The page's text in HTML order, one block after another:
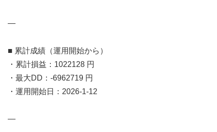
—
■ 累計成績（運用開始から）
・累計損益：1022128 円
・最大DD：-6962719 円
・運用開始日：2026-1-12
—